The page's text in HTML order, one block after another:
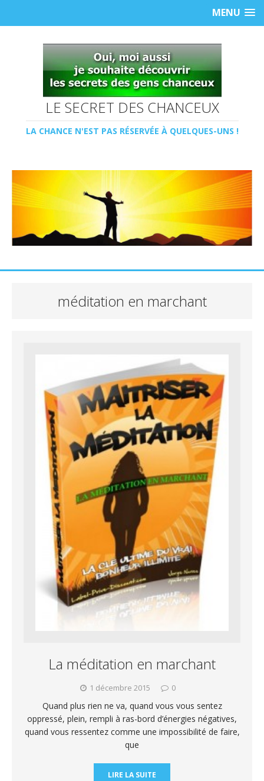
MENU
LE SECRET DES CHANCEUX
LA CHANCE N'EST PAS RÉSERVÉE À QUELQUES-UNS !
méditation en marchant
La méditation en marchant
1 décembre 2015 0
Quand plus rien ne va, quand vous vous sentez
oppressé, plein, rempli à ras-bord d’énergies négatives,
quand vous ressentez comme une impossibilité de faire,
que
LIRE LA SUITE